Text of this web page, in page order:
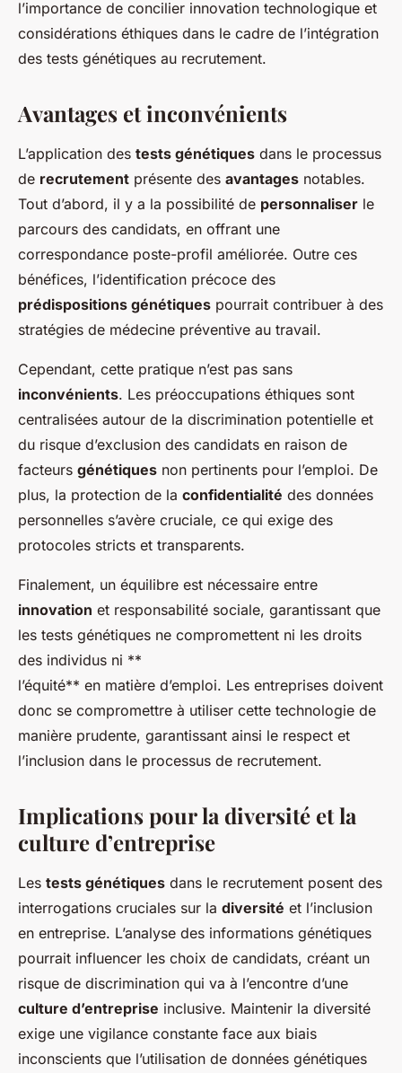
l’importance de concilier innovation technologique et
considérations éthiques dans le cadre de l’intégration
des tests génétiques au recrutement.
Avantages et inconvénients
L’application des tests génétiques dans le processus
de recrutement présente des avantages notables.
Tout d’abord, il y a la possibilité de personnaliser le
parcours des candidats, en offrant une
correspondance poste-profil améliorée. Outre ces
bénéfices, l’identification précoce des
prédispositions génétiques pourrait contribuer à des
stratégies de médecine préventive au travail.
Cependant, cette pratique n’est pas sans
inconvénients. Les préoccupations éthiques sont
centralisées autour de la discrimination potentielle et
du risque d’exclusion des candidats en raison de
facteurs génétiques non pertinents pour l’emploi. De
plus, la protection de la confidentialité des données
personnelles s’avère cruciale, ce qui exige des
protocoles stricts et transparents.
Finalement, un équilibre est nécessaire entre
innovation et responsabilité sociale, garantissant que
les tests génétiques ne compromettent ni les droits
des individus ni **
l’équité** en matière d’emploi. Les entreprises doivent
donc se compromettre à utiliser cette technologie de
manière prudente, garantissant ainsi le respect et
l’inclusion dans le processus de recrutement.
Implications pour la diversité et la
culture d’entreprise
Les tests génétiques dans le recrutement posent des
interrogations cruciales sur la diversité et l’inclusion
en entreprise. L’analyse des informations génétiques
pourrait influencer les choix de candidats, créant un
risque de discrimination qui va à l’encontre d’une
culture d’entreprise inclusive. Maintenir la diversité
exige une vigilance constante face aux biais
inconscients que l’utilisation de données génétiques